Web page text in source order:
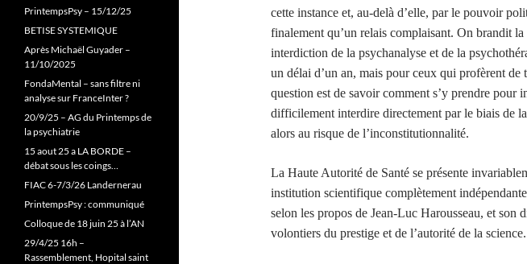
cette instance et, au-delà d’elle, par le pouvoir
finalement qu’un relais complaisant. On brandit la
interdiction de la psychanalyse et de la
un délai d’un an, mais pour ceux qui profèrent de
question est de savoir comment s’y prendre pour
difficilement interdire directement par le biais de
alors au risque de l’inconstitutionnalité.
La Haute Autorité de Santé se présente
institution scientifique complètement
selon les propos de Jean-Luc Harousseau, et son
volontiers du prestige et de l’autorité de la science.
PrintempsPsy – 15/12/25
BETISE SYSTEMIQUE
Après Michaël Guyader –
11/10/2025
FondaMental – sans filtre ni
analyse sur FranceInter ?
20/9/25 – AG du Printemps de
la psychiatrie
15 aout 25 a LA BORDE –
débat sous les coings…
FIAC 6-7/3/26 Landernerau
PrintempsPsy : communiqué
Colloque de 18 juin 25 à l’AN
29/4/25 16h –
Rassemblement, Hopital saint